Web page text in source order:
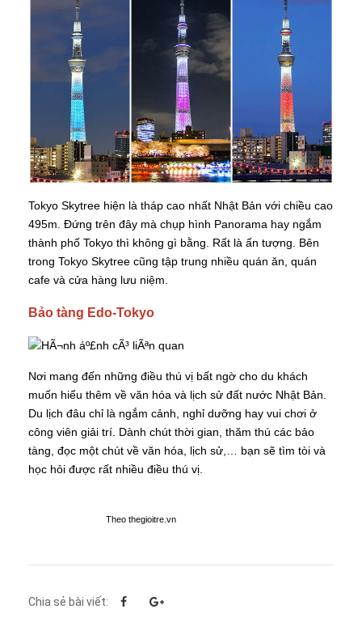
Tokyo Skytree hiện là tháp cao nhất Nhật Bản với chiều cao
495m. Đứng trên đây mà chụp hình Panorama hay ngắm
thành phố Tokyo thì không gì bằng. Rất là ấn tượng. Bên
trong Tokyo Skytree cũng tập trung nhiều quán ăn, quán
cafe và cửa hàng lưu niệm.
Bảo tàng Edo-Tokyo
Nơi mang đến những điều thú vị bất ngờ cho du khách
muốn hiểu thêm về văn hóa và lịch sử đất nước Nhật Bản.
Du lịch đâu chỉ là ngắm cảnh, nghỉ dưỡng hay vui chơi ở
công viên giải trí. Dành chút thời gian, thăm thú các bảo
tàng, đọc một chút về văn hóa, lịch sử,… bạn sẽ tìm tòi và
học hỏi được rất nhiều điều thú vị.
Theo thegioitre.vn
Chia sẻ bài viết: